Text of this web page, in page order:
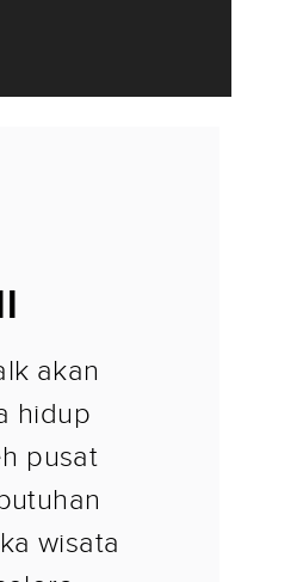
akan
hidup
pusat
wisata